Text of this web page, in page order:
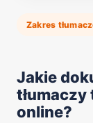
Zakres
Jakie
tłumaczy
online?